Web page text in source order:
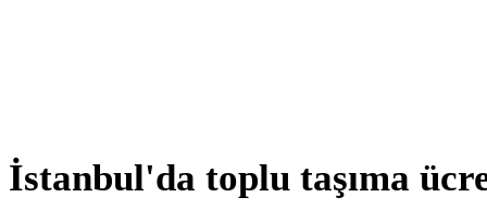
İstanbul'da toplu taşıma